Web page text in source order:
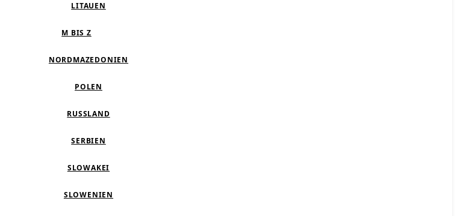
LITAUEN
M BIS Z
NORDMAZEDONIEN
POLEN
RUSSLAND
SERBIEN
SLOWAKEI
SLOWENIEN